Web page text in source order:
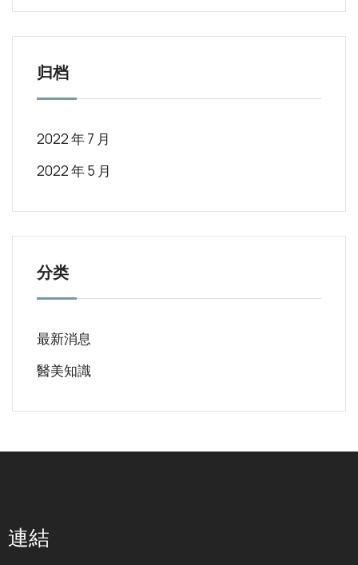
归档
2022 年 7 月
2022 年 5 月
分类
最新消息
醫美知識
連結